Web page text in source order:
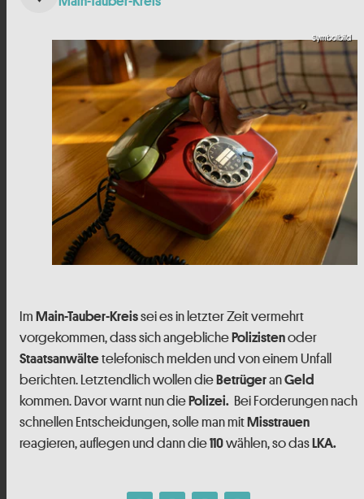
Symbolbild
Im Main-Tauber-Kreissei es in letzter Zeit vermehrt
vorgekommen, dass sich angeblichePolizistenoder
Staatsanwältetelefonisch melden und von einem Unfall
berichten. Letztendlich wollen dieBetrügeranGeld
kommen. Davor warnt nun diePolizei. Bei Forderungen nach
schnellen Entscheidungen, solle man mitMisstrauen
reagieren, auflegen und dann die110wählen, so dasLKA.